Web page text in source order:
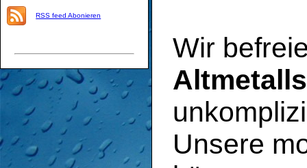
RSS feed Abonieren
Wir
Unsere